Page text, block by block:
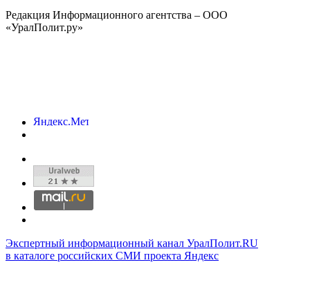
Редакция Информационного агентства – ООО
«УралПолит.ру»
Экспертный информационный канал УралПолит.RU
в каталоге российских СМИ проекта Яндекс